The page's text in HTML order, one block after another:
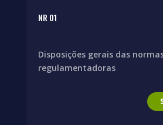
NR 01
Disposições gerais das
regulamentadoras